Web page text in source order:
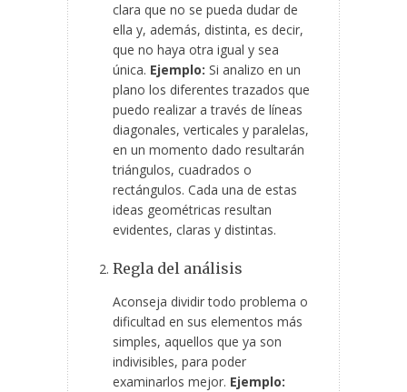
clara que no se pueda dudar de
ella y, además, distinta, es decir,
que no haya otra igual y sea
única. Ejemplo: Si analizo en un
plano los diferentes trazados que
puedo realizar a través de líneas
diagonales, verticales y paralelas,
en un momento dado resultarán
triángulos, cuadrados o
rectángulos. Cada una de estas
ideas geométricas resultan
evidentes, claras y distintas.
Regla del análisis
Aconseja dividir todo problema o
dificultad en sus elementos más
simples, aquellos que ya son
indivisibles, para poder
examinarlos mejor. Ejemplo: